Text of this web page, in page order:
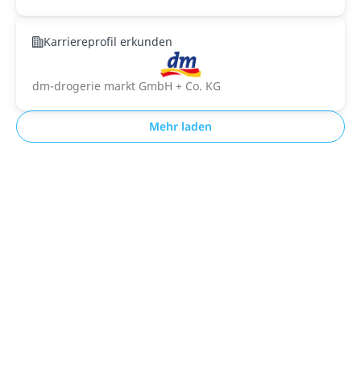
Karriereprofil erkunden
dm-drogerie markt GmbH + Co. KG
Mehr laden